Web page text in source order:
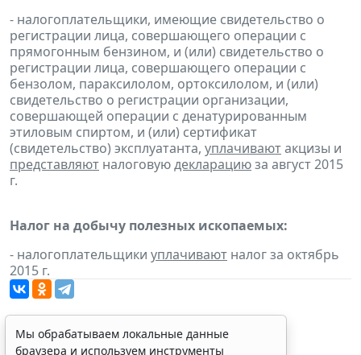
- налогоплательщики, имеющие свидетельство о
регистрации лица, совершающего операции с
прямогонным бензином, и (или) свидетельство о
регистрации лица, совершающего операции с
бензолом, параксилолом, ортоксилолом, и (или)
свидетельство о регистрации организации,
совершающей операции с денатурированным
этиловым спиртом, и (или) сертификат
(свидетельство) эксплуатанта, уплачиваютакцизы и
представляют налоговуюдекларациюза август 2015
г.
Налог на добычу полезных ископаемых:
- налогоплательщики уплачивают налог за октябрь
2015 г.
Мы обрабатываем локальные данные
браузера и используем инструменты